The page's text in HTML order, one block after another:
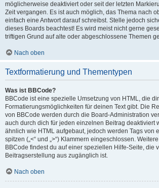
möglicherweise deaktiviert oder seit der letzten
Zeit vergangen. Es ist auch möglich, das Thema nach
einfach eine Antwort darauf schreibst. Stelle jedoch
dieses Boards beachtest! Es wird meist nicht gerne
triftigen Grund auf alte oder abgeschlossene Themen
Nach oben
Textformatierung und Thementypen
Was ist BBCode?
BBCode ist eine spezielle Umsetzung von HTML, die
Formatierungsmöglichkeiten für deinen Text gibt. Die
von BBCode werden durch die Board-Administration
auch durch dich für jeden einzelnen Beitrag deaktiviert
ähnlich wie HTML aufgebaut, jedoch werden Tags von
spitzen („<“ und „>“) Klammern eingeschlossen.
BBCode findest du auf einer speziellen Hilfe-Seite, die
Beitragserstellung aus zugänglich ist.
Nach oben